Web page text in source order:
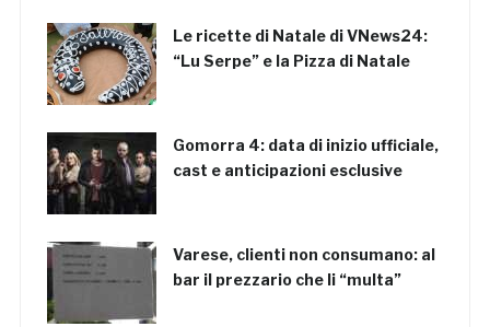
Le ricette di Natale di VNews24:
“Lu Serpe” e la Pizza di Natale
Gomorra 4: data di inizio ufficiale,
cast e anticipazioni esclusive
Varese, clienti non consumano: al
bar il prezzario che li “multa”